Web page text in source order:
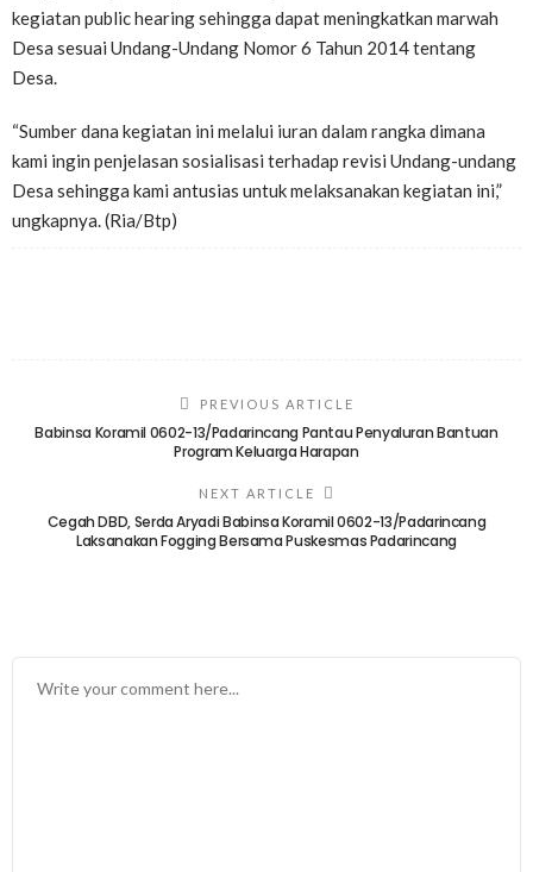
kegiatan public hearing sehingga dapat meningkatkan marwah
Desa sesuai Undang-Undang Nomor 6 Tahun 2014 tentang
Desa.
“Sumber dana kegiatan ini melalui iuran dalam rangka dimana
kami ingin penjelasan sosialisasi terhadap revisi Undang-undang
Desa sehingga kami antusias untuk melaksanakan kegiatan ini,”
ungkapnya. (Ria/Btp)
PREVIOUS ARTICLE
Babinsa Koramil 0602-13/Padarincang Pantau Penyaluran Bantuan
Program Keluarga Harapan
NEXT ARTICLE
Cegah DBD, Serda Aryadi Babinsa Koramil 0602-13/Padarincang
Laksanakan Fogging Bersama Puskesmas Padarincang